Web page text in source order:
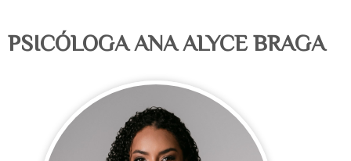
PSICÓLOGA ANA ALYCE BRAGA